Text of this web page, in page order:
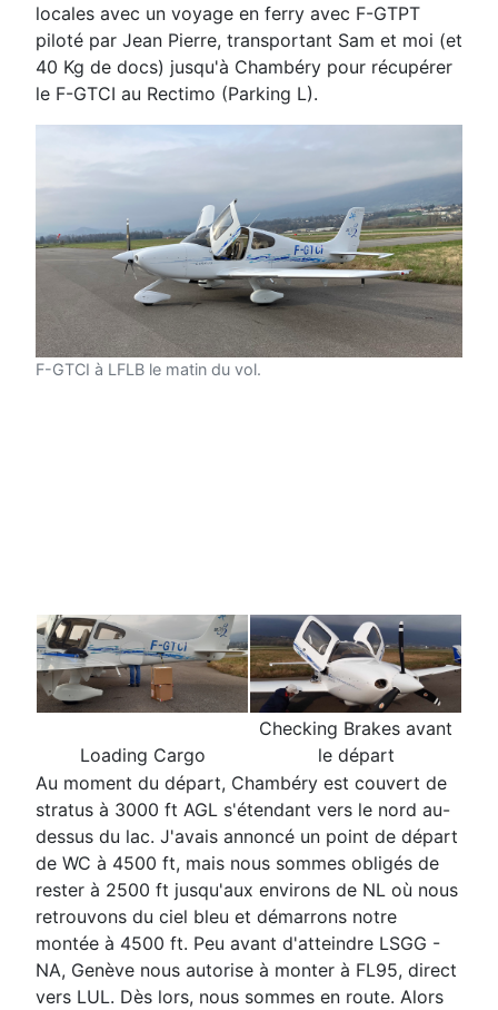
locales avec un voyage en ferry avec F-GTPT
piloté par Jean Pierre, transportant Sam et moi (et
40 Kg de docs) jusqu'à Chambéry pour récupérer
le F-GTCI au Rectimo (Parking L).
F-GTCI à LFLB le matin du vol.
Loading Cargo
Checking Brakes avant
le départ
Au moment du départ, Chambéry est couvert de
stratus à 3000 ft AGL s'étendant vers le nord au-
dessus du lac. J'avais annoncé un point de départ
de WC à 4500 ft, mais nous sommes obligés de
rester à 2500 ft jusqu'aux environs de NL où nous
retrouvons du ciel bleu et démarrons notre
montée à 4500 ft. Peu avant d'atteindre LSGG -
NA, Genève nous autorise à monter à FL95, direct
vers LUL. Dès lors, nous sommes en route. Alors